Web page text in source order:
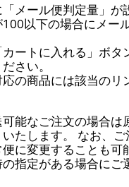
メール便判定量」が
以下の場合にメー
ートに入れる」ボタ
さい。
の商品には該当のリ
能なご注文の場合は
たします。 なお、ご
に変更することも可
指定がある場合にご